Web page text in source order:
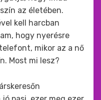
az életében.
kell harcban
hogy nyerésre
mikor az a nő
Most mi lesz?